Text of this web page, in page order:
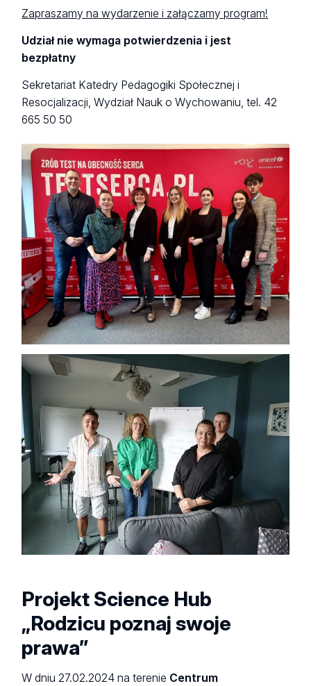
Zapraszamy na wydarzenie i załączamy program!
Udział nie wymaga potwierdzenia i jest
bezpłatny
Sekretariat Katedry Pedagogiki Społecznej i
Resocjalizacji, Wydział Nauk o Wychowaniu, tel. 42
665 50 50
Projekt Science Hub
„Rodzicu poznaj swoje
prawa”
W dniu 27.02.2024 na terenie Centrum